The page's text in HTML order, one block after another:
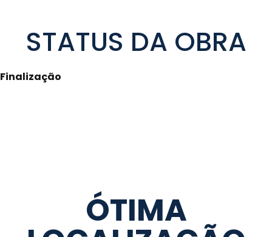
STATUS DA OBRA
Finalização
ÓTIMA